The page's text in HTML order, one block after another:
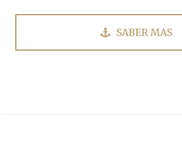
SABER MAS